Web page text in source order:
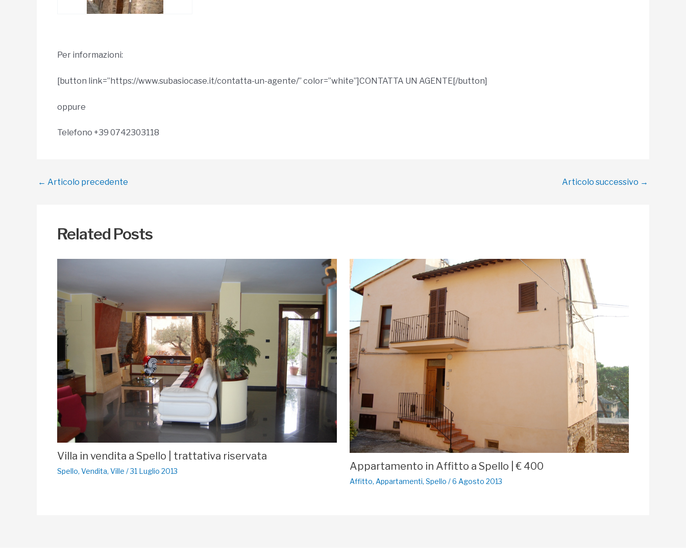
Per informazioni:
[button link=”https://www.subasiocase.it/contatta-un-agente/” color=”white”]CONTATTA UN AGENTE[/button]
oppure
Telefono +39 0742303118
Navigazione
← Articolo precedente Articolo successivo →
Related Posts
Villa in vendita a Spello | trattativa riservata
Spello, Vendita, Ville /31 Luglio 2013 Appartamento in Affitto a Spello | € 400
Affitto, Appartamenti, Spello /6 Agosto 2013